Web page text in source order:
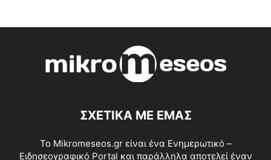
ΣΧΕΤΙΚΑ ΜΕ ΕΜΑΣ
Το Mikromeseos.gr είναι ένα Ενημερωτικό –
Ειδησεογραφικό Portal και παράλληλα αποτελεί έναν